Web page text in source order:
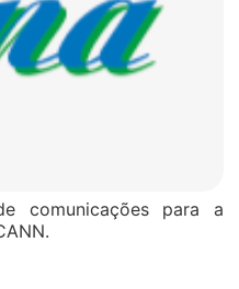
comunicações para a